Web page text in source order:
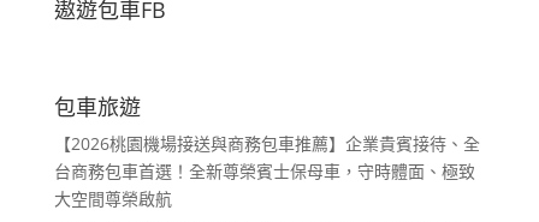
遨遊包車FB
包車旅遊
【2026桃園機場接送與商務包車推薦】企業貴賓接待、全
台商務包車首選！全新尊榮賓士保母車，守時體面、極致
大空間尊榮啟航